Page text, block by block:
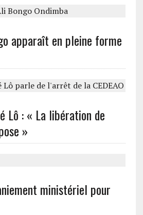
apparaît en pleine forme
Lô : « La libération de
»
ministériel pour